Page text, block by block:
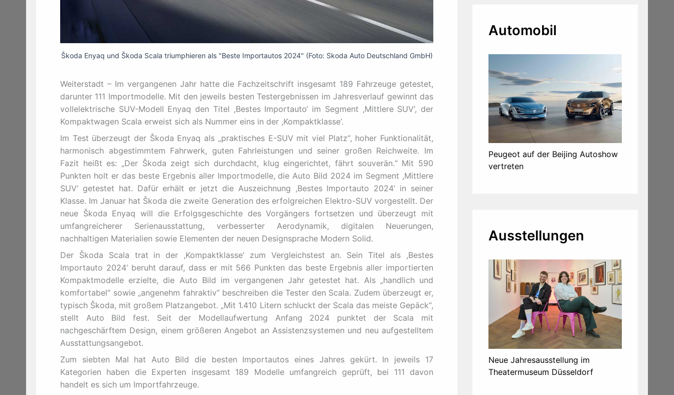
Škoda Enyaq und Škoda Scala triumphieren als "Beste Importautos 2024" (Foto: Skoda Auto Deutschland GmbH)
Weiterstadt – Im vergangenen Jahr hatte die Fachzeitschrift insgesamt 189 Fahrzeuge getestet,
darunter 111 Importmodelle. Mit den jeweils besten Testergebnissen im Jahresverlauf gewinnt das
vollelektrische SUV-Modell Enyaq den Titel ,Bestes Importauto‘ im Segment ,Mittlere SUV‘, der
Kompaktwagen Scala erweist sich als Nummer eins in der ,Kompaktklasse‘.
Im Test überzeugt der Škoda Enyaq als „praktisches E-SUV mit viel Platz“, hoher Funktionalität,
harmonisch abgestimmtem Fahrwerk, guten Fahrleistungen und seiner großen Reichweite. Im
Fazit heißt es: „Der Škoda zeigt sich durchdacht, klug eingerichtet, fährt souverän.“ Mit 590
Punkten holt er das beste Ergebnis aller Importmodelle, die Auto Bild 2024 im Segment ,Mittlere
SUV‘ getestet hat. Dafür erhält er jetzt die Auszeichnung ,Bestes Importauto 2024‘ in seiner
Klasse. Im Januar hat Škoda die zweite Generation des erfolgreichen Elektro-SUV vorgestellt. Der
neue Škoda Enyaq will die Erfolgsgeschichte des Vorgängers fortsetzen und überzeugt mit
umfangreicherer Serienausstattung, verbesserter Aerodynamik, digitalen Neuerungen,
nachhaltigen Materialien sowie Elementen der neuen Designsprache Modern Solid.
Der Škoda Scala trat in der ,Kompaktklasse‘ zum Vergleichstest an. Sein Titel als ,Bestes
Importauto 2024‘ beruht darauf, dass er mit 566 Punkten das beste Ergebnis aller importierten
Kompaktmodelle erzielte, die Auto Bild im vergangenen Jahr getestet hat. Als „handlich und
komfortabel“ sowie „angenehm fahraktiv“ beschreiben die Tester den Scala. Zudem überzeugt er,
typisch Škoda, mit großem Platzangebot. „Mit 1.410 Litern schluckt der Scala das meiste Gepäck“,
stellt Auto Bild fest. Seit der Modellaufwertung Anfang 2024 punktet der Scala mit
nachgeschärftem Design, einem größeren Angebot an Assistenzsystemen und neu aufgestelltem
Ausstattungsangebot.
Zum siebten Mal hat Auto Bild die besten Importautos eines Jahres gekürt. In jeweils 17
Kategorien haben die Experten insgesamt 189 Modelle umfangreich geprüft, bei 111 davon
handelt es sich um Importfahrzeuge.
Automobil
Peugeot auf der Beijing Autoshow
vertreten
Ausstellungen
Neue Jahresausstellung im
Theatermuseum Düsseldorf